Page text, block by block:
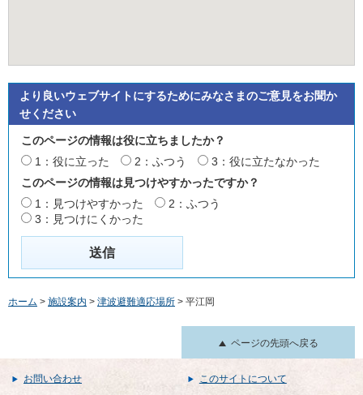
より良いウェブサイトにするためにみなさまのご意見をお聞か
せください
このページの情報は役に立ちましたか？
1：役に立った
2：ふつう
3：役に立たなかった
このページの情報は見つけやすかったですか？
1：見つけやすかった
2：ふつう
3：見つけにくかった
ホーム > 施設案内 > 津波避難適応場所 > 平江岡
ページの先頭へ戻る
お問い合わせ このサイトについて